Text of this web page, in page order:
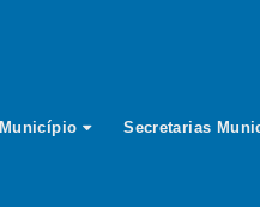
Município Secretarias